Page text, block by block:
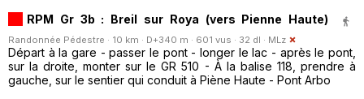
RPM Gr 3b : Breil sur Roya (vers Pienne Haute)
Randonnée Pédestre · 10 km · D+340 m · 601 vus · 32 dl · MLz
Départ à la gare - passer le pont - longer le lac - après le pont,
sur la droite, monter sur le GR 510 - À la balise 118, prendre à
gauche, sur le sentier qui conduit à Piène Haute - Pont Arbo